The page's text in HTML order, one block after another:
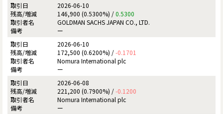
2026-06-10
146,900 (0.5300%) /0.5300
GOLDMAN SACHS JAPAN CO., LTD.
ー
2026-06-10
172,500 (0.6200%) /-0.1701
Nomura International plc
ー
2026-06-08
221,200 (0.7900%) /-0.1200
Nomura International plc
ー